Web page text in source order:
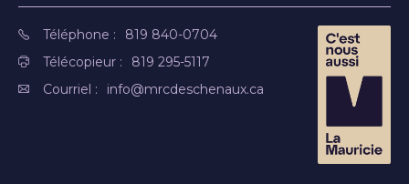
Téléphone :
819 840-0704
Télécopieur :
819 295-5117
Courriel :
info@mrcdeschenaux.ca